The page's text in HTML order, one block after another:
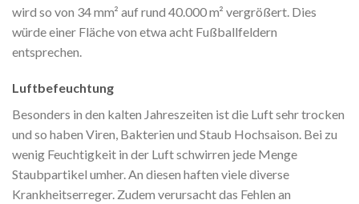
wird so von 34 mm² auf rund 40.000 m² vergrößert. Dies
würde einer Fläche von etwa acht Fußballfeldern
entsprechen.
Luftbefeuchtung
Besonders in den kalten Jahreszeiten ist die Luft sehr trocken
und so haben Viren, Bakterien und Staub Hochsaison. Bei zu
wenig Feuchtigkeit in der Luft schwirren jede Menge
Staubpartikel umher. An diesen haften viele diverse
Krankheitserreger. Zudem verursacht das Fehlen an